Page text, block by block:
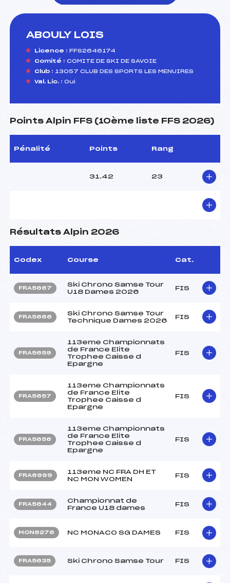
ABOULY LOIS
Licence : FFS2646174
Comité : COMITE DE SKI DE SAVOIE
Club : 13057 CLUB DES SPORTS LES MENUIRES
Val. Lic. : Oui
Points Alpin FFS (10ème liste FFS 2026)
Pénalité Points Rang
31.42 23
Résultats Alpin 2026
Codex Course Cat.
FRA5667
Ski Chrono Samse Tour
U18 Dames 2026
FIS
FRA5666
Ski Chrono Samse Tour
Technique Dames 2026
FIS
FRA5659
113eme Championnats
de France Elite
Trophee Caisse d
Epargne
FIS
FRA5657
113eme Championnats
de France Elite
Trophee Caisse d
Epargne
FIS
FRA5656
113eme Championnats
de France Elite
Trophee Caisse d
Epargne
FIS
FRA6999
113eme NC FRA DH ET
NC MON WOMEN
FIS
FRA5644
Championnat de
France U18 dames
FIS
MON6276 NC MONACO SG DAMES FIS
FRA5635 Ski Chrono Samse Tour FIS